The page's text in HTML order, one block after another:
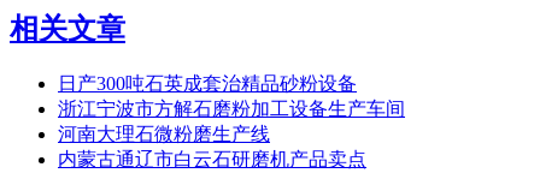
相关文章
日产300吨石英成套治精品砂粉设备
浙江宁波市方解石磨粉加工设备生产车间
河南大理石微粉磨生产线
内蒙古通辽市白云石研磨机产品卖点